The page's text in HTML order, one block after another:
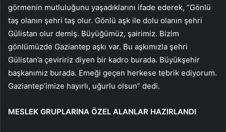
görmenin mutluluğunu yaşadıklarını ifade ederek, “Gönlü
taş olanın şehri taş olur. Gönlü aşk ile dolu olanın şehri
Gülistan olur demiş. Büyüğümüz, şairimiz. Bizim
gönlümüzde Gaziantep aşkı var. Bu aşkımızla şehri
Gülistan’a çeviririz diyen bir kadro burada. Büyükşehir
başkanımız burada. Emeği geçen herkese tebrik ediyorum.
Gaziantep’imize hayırlı, uğurlu olsun” dedi.
MESLEK GRUPLARINA ÖZEL ALANLAR HAZIRLANDI